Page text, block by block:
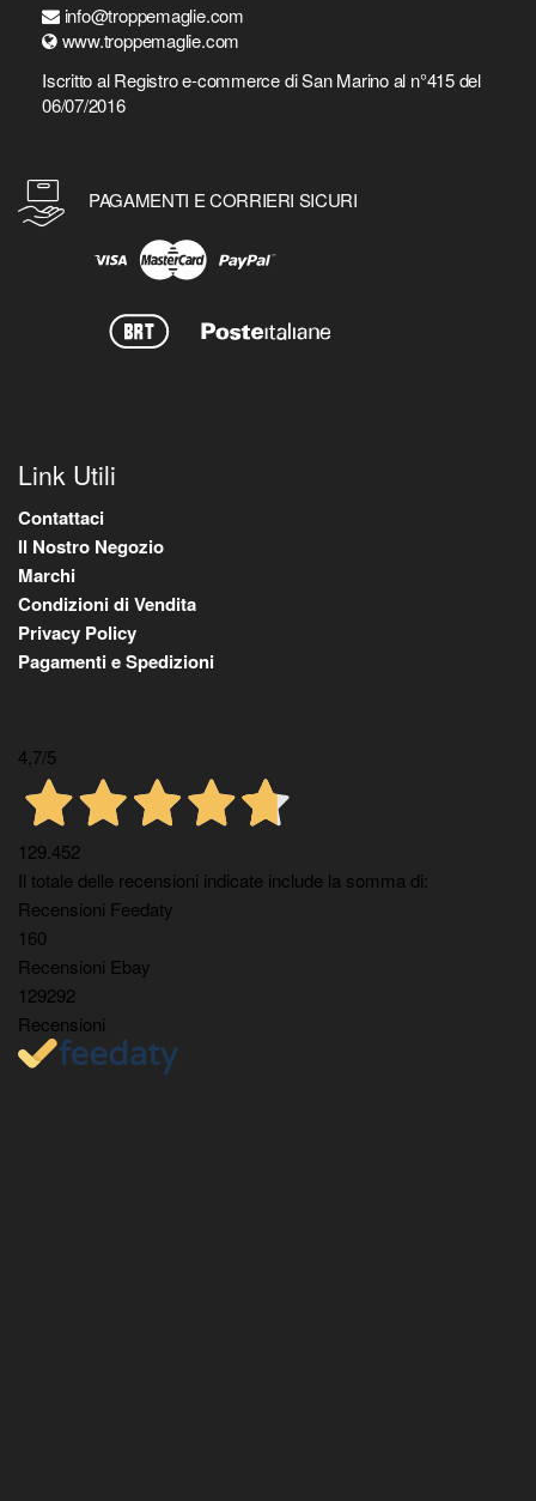
info@troppemaglie.com
www.troppemaglie.com
Iscritto al Registro e-commerce di San Marino al n°415 del
06/07/2016
PAGAMENTI E CORRIERI SICURI
Link Utili
Contattaci
Il Nostro Negozio
Marchi
Condizioni di Vendita
Privacy Policy
Pagamenti e Spedizioni
4,7/5
129.452
Il totale delle recensioni indicate include la somma di:
Recensioni Feedaty
160
Recensioni Ebay
129292
Recensioni